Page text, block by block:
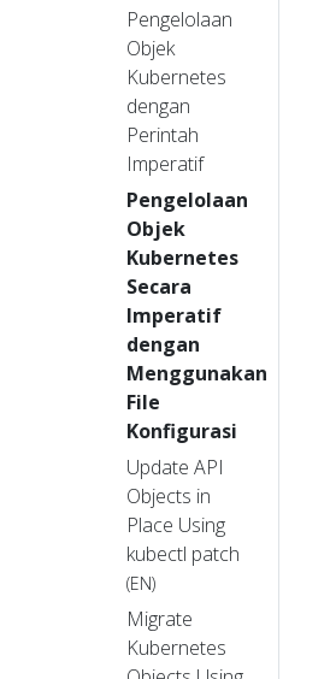
Pengelolaan
Objek
Kubernetes
dengan
Perintah
Imperatif
Pengelolaan
Objek
Kubernetes
Secara
Imperatif
dengan
Menggunakan
File
Konfigurasi
Update API
Objects in
Place Using
kubectl patch
(EN)
Migrate
Kubernetes